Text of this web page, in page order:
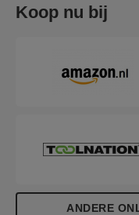
Koop nu bij
ANDERE